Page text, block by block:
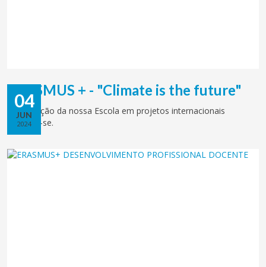
04
JUN
2024
ERASMUS + - "Climate is the future"
Participação da nossa Escola em projetos internacionais
mantém-se.